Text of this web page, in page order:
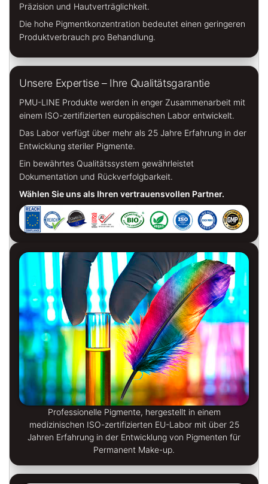
Präzision und Hautverträglichkeit.
Die hohe Pigmentkonzentration bedeutet einen geringeren
Produktverbrauch pro Behandlung.
Unsere Expertise – Ihre Qualitätsgarantie
PMU-LINE Produkte werden in enger Zusammenarbeit mit
einem ISO-zertifizierten europäischen Labor entwickelt.
Das Labor verfügt über mehr als 25 Jahre Erfahrung in der
Entwicklung steriler Pigmente.
Ein bewährtes Qualitätssystem gewährleistet
Dokumentation und Rückverfolgbarkeit.
Wählen Sie uns als Ihren vertrauensvollen Partner.
Professionelle Pigmente, hergestellt in einem
medizinischen ISO-zertifizierten EU-Labor mit über 25
Jahren Erfahrung in der Entwicklung von Pigmenten für
Permanent Make-up.